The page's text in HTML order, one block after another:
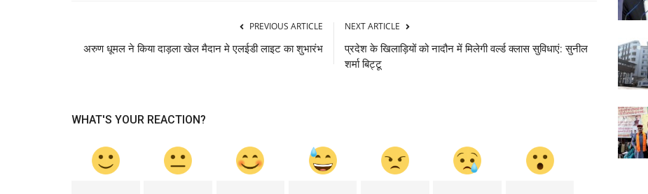
PREVIOUS ARTICLE
अरुण धूमल ने किया दाड़ला खेल मैदान मे एलईडी लाइट का शुभारंभ
NEXT ARTICLE
प्रदेश के खिलाड़ियों को नादौन में मिलेगी वर्ल्ड क्लास सुविधाएं: सुनील
शर्मा बिट्टू
WHAT'S YOUR REACTION?